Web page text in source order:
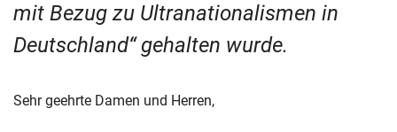
mit Bezug zu Ultranationalismen in
Deutschland“ gehalten wurde.
Sehr geehrte Damen und Herren,